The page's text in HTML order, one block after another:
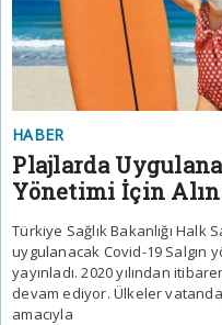
HABER
Plajlarda
Yönetimi İçin
Türkiye Sağlık Bakanlığı Halk
uygulanacak Covid-19 Salgın
yayınladı. 2020 yılından
devam ediyor. Ülkeler
amacıyla